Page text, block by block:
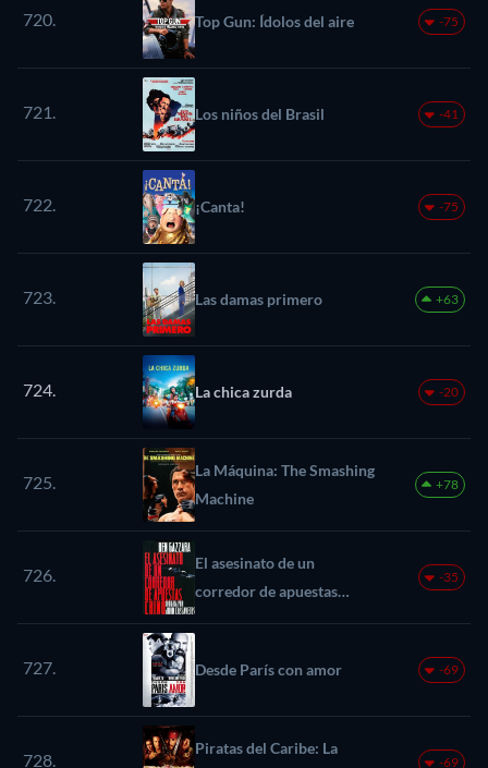
720. Top Gun: Ídolos del aire -75
721. Los niños del Brasil -41
722. ¡Canta! -75
723. Las damas primero +63
724. La chica zurda -20
725.
La Máquina: The Smashing
Machine
+78
726.
El asesinato de un
corredor de apuestas
chino
-35
727. Desde París con amor -69
728.
Piratas del Caribe: La
-69